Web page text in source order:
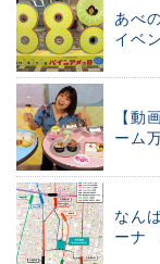
あべ
イベ
【動
ーム
なん
ーナ